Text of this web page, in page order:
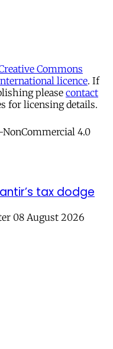
Commons
licence. If
please contact
for licensing details.
tax dodge
08 August 2026